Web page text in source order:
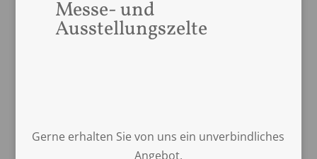
Messe- und
Ausstellungszelte
Gerne erhalten Sie von uns ein unverbindliches
Angebot.